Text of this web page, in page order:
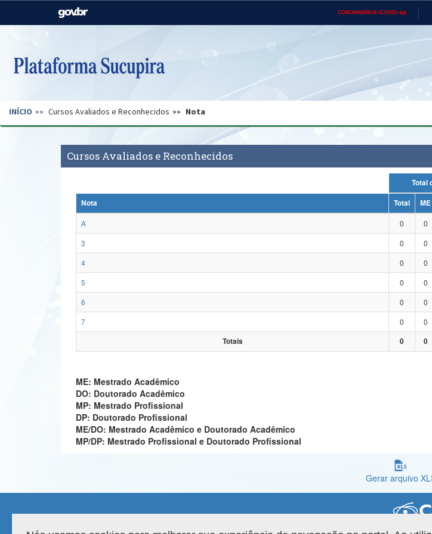
CORONAVÍRUS (COVID-19)
Casa Civil
Pecuária e Abastecimento
Ministério do Desenvolvimento
Regional
Secretaria de Governo Gabinete de Segurança Advocacia-Geral da União Banco
INÍCIO Cursos Avaliados e Reconhecidos Nota
Cursos Avaliados e Reconhecidos
Nota
Total ME
A
0 0
3
0 0
4
0 0
5
0 0
6
0 0
7
0 0
Totais
0 0
ME: Mestrado Acadêmico
DO: Doutorado Acadêmico
MP: Mestrado Profissional
DP: Doutorado Profissional
ME/DO: Mestrado Acadêmico e Doutorado Acadêmico
MP/DP: Mestrado Profissional e Doutorado Profissional
Gerar arquivo